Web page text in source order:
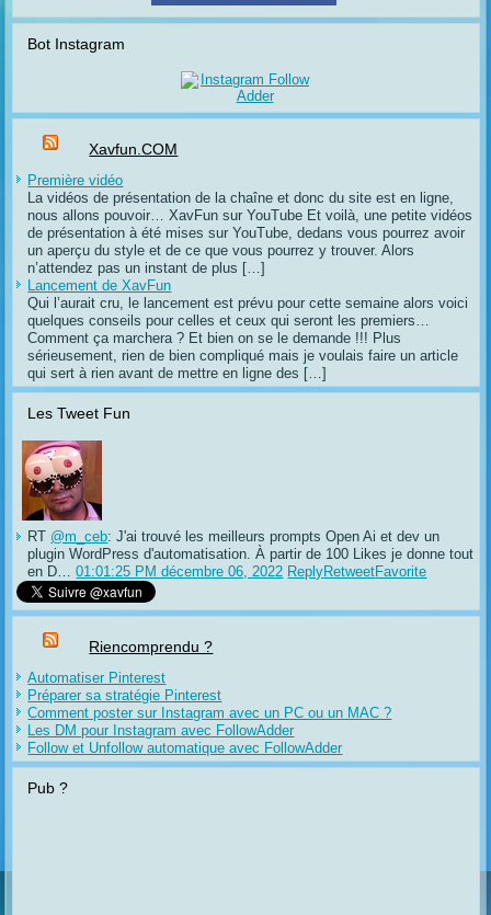
Bot Instagram
Xavfun.COM
Première vidéo
La vidéos de présentation de la chaîne et donc du site est en ligne,
nous allons pouvoir… XavFun sur YouTube Et voilà, une petite vidéos
de présentation à été mises sur YouTube, dedans vous pourrez avoir
un aperçu du style et de ce que vous pourrez y trouver. Alors
n’attendez pas un instant de plus […]
Lancement de XavFun
Qui l’aurait cru, le lancement est prévu pour cette semaine alors voici
quelques conseils pour celles et ceux qui seront les premiers…
Comment ça marchera ? Et bien on se le demande !!! Plus
sérieusement, rien de bien compliqué mais je voulais faire un article
qui sert à rien avant de mettre en ligne des […]
Les Tweet Fun
RT @m_ceb: J'ai trouvé les meilleurs prompts Open Ai et dev un
plugin WordPress d'automatisation. À partir de 100 Likes je donne tout
en D… 01:01:25 PM décembre 06, 2022 ReplyRetweetFavorite
Riencomprendu ?
Automatiser Pinterest
Préparer sa stratégie Pinterest
Comment poster sur Instagram avec un PC ou un MAC ?
Les DM pour Instagram avec FollowAdder
Follow et Unfollow automatique avec FollowAdder
Pub ?